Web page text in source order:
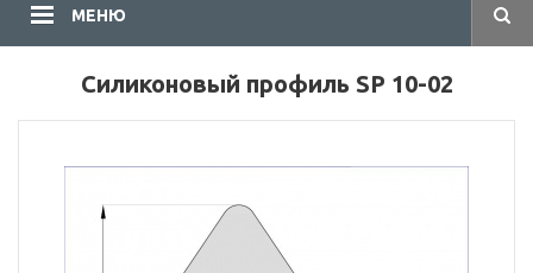
МЕНЮ
Силиконовый профиль SP 10-02